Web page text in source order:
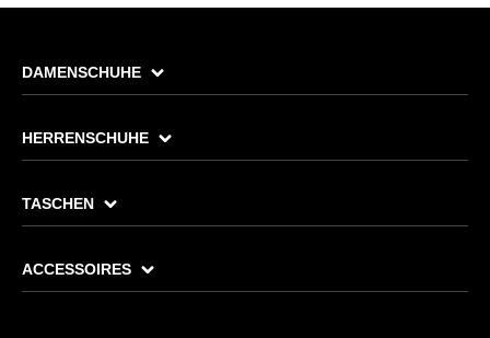
DAMENSCHUHE
HERRENSCHUHE
TASCHEN
ACCESSOIRES